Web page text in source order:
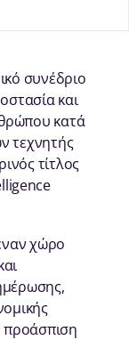
συνέδριο
και
κατά
τεχνητής
τίτλος
χώρο
προάσπιση